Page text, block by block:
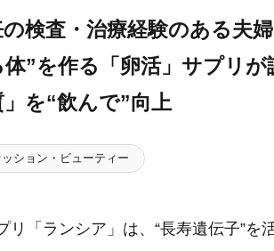
検査・治療経験のある夫
体”を作る「卵活」サプリ
を“飲んで”向上
ッション・ビューティー
リ「ランシア」は、“長寿遺伝子”